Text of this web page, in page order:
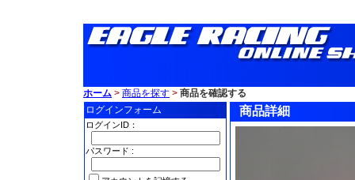
ホーム > 商品を探す > 商品を確認する
ログインフォーム
ログインID：
パスワード :
商品詳細